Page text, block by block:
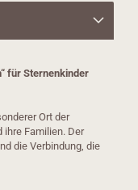
für Sternenkinder
Ort der
ihre Familien. Der
die Verbindung, die